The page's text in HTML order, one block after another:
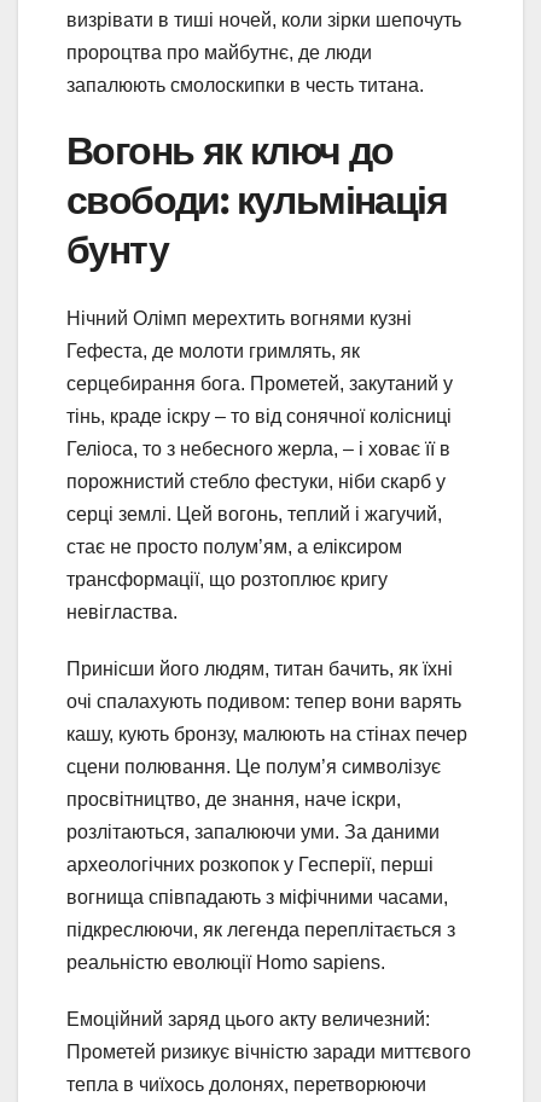
визрівати в тиші ночей, коли зірки шепочуть
пророцтва про майбутнє, де люди
запалюють смолоскипки в честь титана.
Вогонь як ключ до
свободи: кульмінація
бунту
Нічний Олімп мерехтить вогнями кузні
Гефеста, де молоти гримлять, як
серцебирання бога. Прометей, закутаний у
тінь, краде іскру – то від сонячної колісниці
Геліоса, то з небесного жерла, – і ховає її в
порожнистий стебло фестуки, ніби скарб у
серці землі. Цей вогонь, теплий і жагучий,
стає не просто полум’ям, а еліксиром
трансформації, що розтоплює кригу
невігластва.
Принісши його людям, титан бачить, як їхні
очі спалахують подивом: тепер вони варять
кашу, кують бронзу, малюють на стінах печер
сцени полювання. Це полум’я символізує
просвітництво, де знання, наче іскри,
розлітаються, запалюючи уми. За даними
археологічних розкопок у Гесперії, перші
вогнища співпадають з міфічними часами,
підкреслюючи, як легенда переплітається з
реальністю еволюції Homo sapiens.
Емоційний заряд цього акту величезний:
Прометей ризикує вічністю заради миттєвого
тепла в чиїхось долонях, перетворюючи